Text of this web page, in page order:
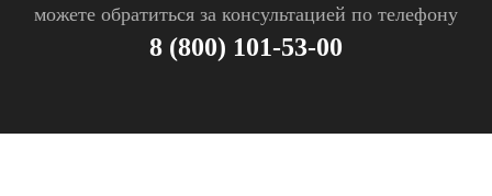
можете обратиться за консультацией по телефону
8 (800) 101-53-00